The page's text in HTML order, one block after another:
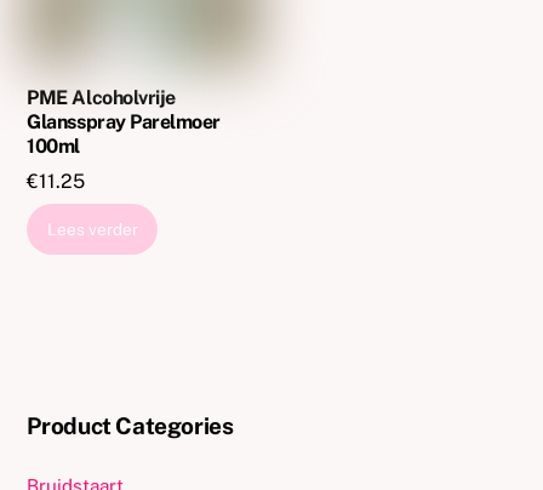
PME Alcoholvrije
Glansspray Parelmoer
100ml
€11.25
Lees verder
Product Categories